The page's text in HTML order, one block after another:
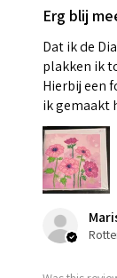
Erg blij
Dat ik de
plakken ik
Hierbij een
ik gemaakt